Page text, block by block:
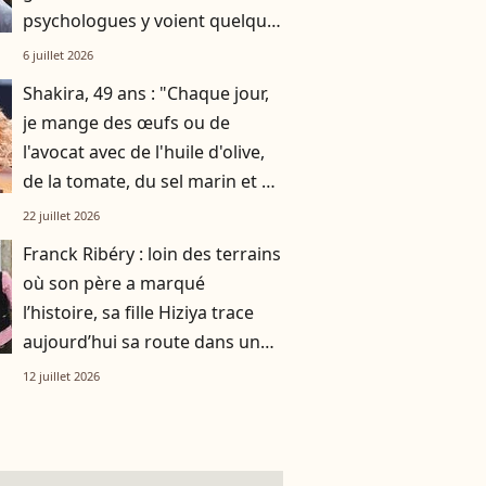
psychologues y voient quelque
chose de bien plus profond.
6 juillet 2026
Shakira, 49 ans : "Chaque jour,
je mange des œufs ou de
l'avocat avec de l'huile d'olive,
de la tomate, du sel marin et un
smoothie"
22 juillet 2026
Franck Ribéry : loin des terrains
où son père a marqué
l’histoire, sa fille Hiziya trace
aujourd’hui sa route dans un
tout autre univers
12 juillet 2026